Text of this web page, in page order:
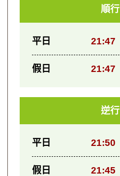
順行
平日 21:47
假日 21:47
逆行
平日 21:50
假日 21:45